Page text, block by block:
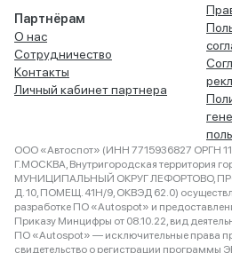
Партнёрам
О нас
Сотрудничество
Контакты
Личный кабинет партнера
ООО «Автоспот» (ИНН 7715936827 ОРГН
Г.МОСКВА, Внутригородская территория
МУНИЦИПАЛЬНЫЙ ОКРУГ ЛЕФОРТОВО,
Д. 10, ПОМЕЩ. 41Н/9, ОКВЭД 62.0)
разработке ПО «Autospot» и
Приказу Минцифры от 08.10.22, вид
ПО «Autospot» — исключительные права
свидетельство о регистрации программы